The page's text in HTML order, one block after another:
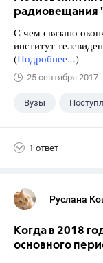
радиовещания
С чем связано
институт
(Подробнее...)
25 сентября 2017
Вузы
1 ответ
Руслана
Когда в 2018
основного